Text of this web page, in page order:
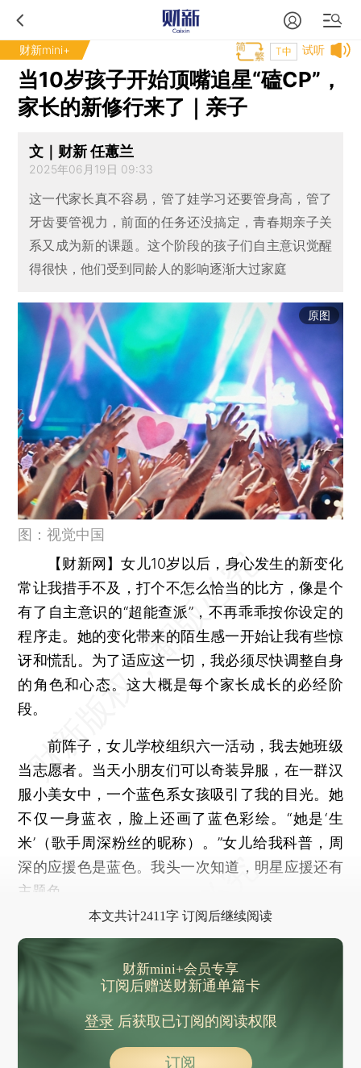
财新mini+ 试听
T中
当10岁孩子开始顶嘴追星“磕CP”，
家长的新修行来了｜亲子
文｜财新 任蕙兰
2025年06月19日 09:33
这一代家长真不容易，管了娃学习还要管身高，管了
牙齿要管视力，前面的任务还没搞定，青春期亲子关
系又成为新的课题。这个阶段的孩子们自主意识觉醒
得很快，他们受到同龄人的影响逐渐大过家庭
原图
图：视觉中国
【财新网】女儿10岁以后，身心发生的新变化
常让我措手不及，打个不怎么恰当的比方，像是个
有了自主意识的“超能查派”，不再乖乖按你设定的
程序走。她的变化带来的陌生感一开始让我有些惊
讶和慌乱。为了适应这一切，我必须尽快调整自身
的角色和心态。这大概是每个家长成长的必经阶
段。
前阵子，女儿学校组织六一活动，我去她班级
当志愿者。当天小朋友们可以奇装异服，在一群汉
服小美女中，一个蓝色系女孩吸引了我的目光。她
不仅一身蓝衣，脸上还画了蓝色彩绘。“她是‘生
米’（歌手周深粉丝的昵称）。”女儿给我科普，周
深的应援色是蓝色。我头一次知道，明星应援还有
主题色。
本文共计2411字 订阅后继续阅读
财新mini+会员专享
订阅后赠送财新通单篇卡
登录后获取已订阅的阅读权限
订阅